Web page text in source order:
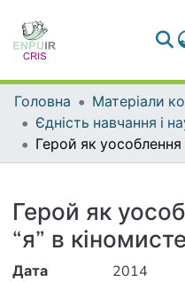
Головна
Матеріали
Герой як
“я” в
Дата
2014